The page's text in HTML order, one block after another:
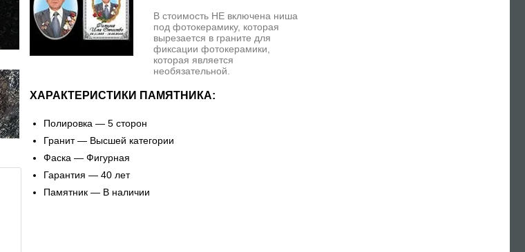
В стоимость НЕ включена ниша
под фотокерамику, которая
вырезается в граните для
фиксации фотокерамики,
которая является
необязательной.
ХАРАКТЕРИСТИКИ ПАМЯТНИКА:
Полировка — 5 сторон
Гранит — Высшей категории
Фаска — Фигурная
Гарантия — 40 лет
Памятник — В наличии